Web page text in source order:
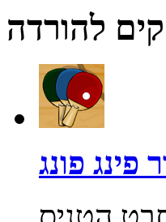
להורדה
פינג פונג